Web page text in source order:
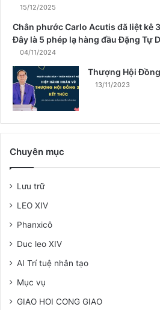
15/12/2025
Chân phước Carlo Acutis đã liệt kê
Đây là 5 phép lạ hàng đầu Đặng Tự
04/11/2024
Thượng Hội
13/11/2023
Chuyên mục
Lưu trữ
LEO XIV
Phanxicô
Duc leo XIV
AI Trí tuệ nhân tạo
Mục vụ
GIAO HOI CONG GIAO